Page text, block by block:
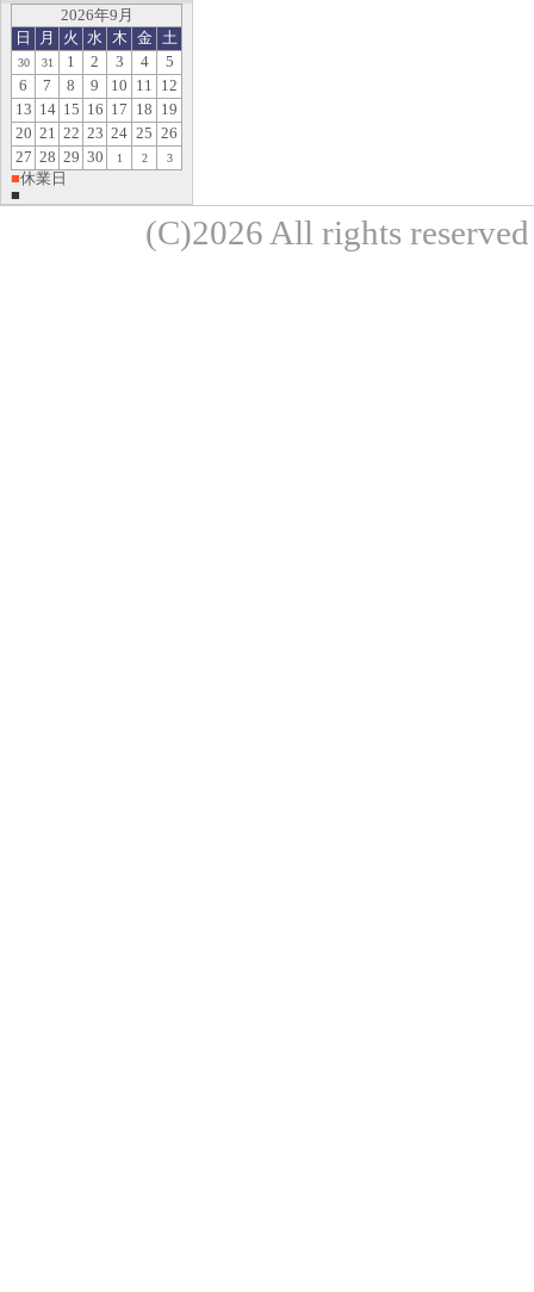
2026年9月
日
月 火 水 木 金 土
30 31 1 2 3 4
5
6
7 8 9 10 11
12
13 14 15 16 17 18 19
20 21 22 23 24 25 26
27 28 29 30 1 2 3
■休業日
■
(C)2026 All rights